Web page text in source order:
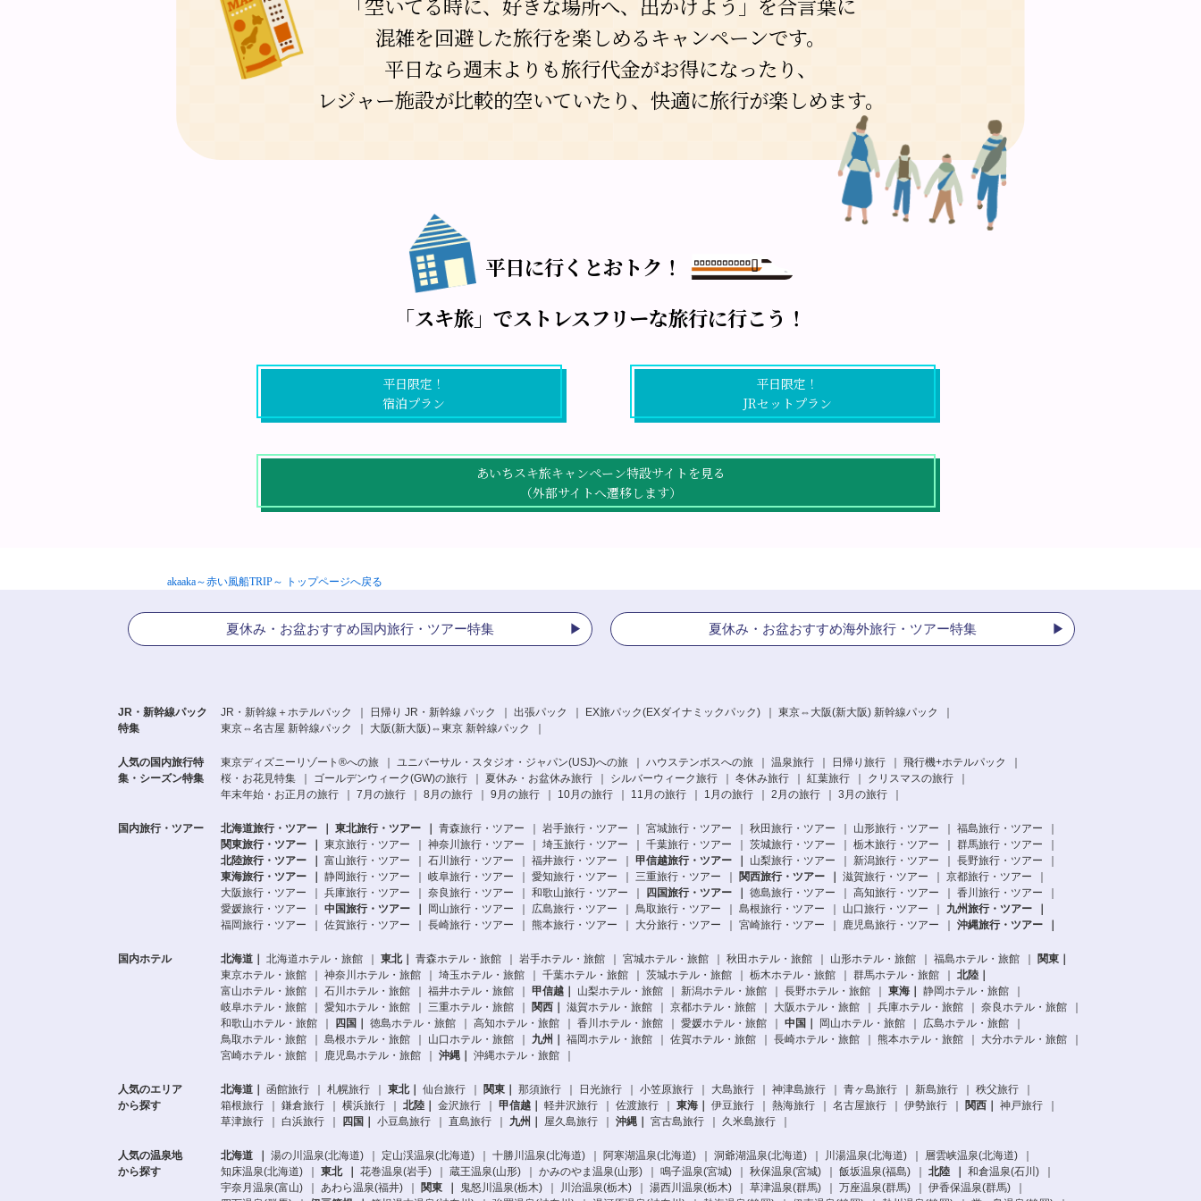
混雑を回避した旅行を楽しめるキャンペーンです。
平日なら週末よりも旅行代金がお得になったり、
レジャー施設が比較的空いていたり、 快適に旅行が楽しめます。
平日に行くとおトク！
「スキ旅」でストレスフリーな旅行に行こう！
平日限定！
宿泊プラン
平日限定！
JRセットプラン
あいちスキ旅キャンペーン特設サイトを見る
（外部サイトへ遷移します）
akaaka～赤い風船TRIP～ トップページへ戻る
夏休み・お盆おすすめ国内旅行・ツアー特集 夏休み・お盆おすすめ海外旅行・ツアー特集
JR・新幹線パック
特集
JR・新幹線＋ホテルパック 日帰り JR・新幹線 パック 出張パック EX旅パック(EXダイナミックパック)
東京⇔大阪(新大阪) 新幹線パック
東京⇔名古屋 新幹線パック
大阪(新大阪)⇔東京 新幹線パック
人気の国内旅行特
集・シーズン特集
東京ディズニーリゾート®への旅 ユニバーサル・スタジオ・ジャパン(USJ)への旅 ハウステンボスへの旅 温泉旅行 日帰り旅行
飛行機+ホテルパック
桜・お花見特集
ゴールデンウィーク(GW)の旅行 夏休み・お盆休み旅行 シルバーウィーク旅行 冬休み旅行 紅葉旅行
クリスマスの旅行
年末年始・お正月の旅行
7月の旅行 8月の旅行 9月の旅行 10月の旅行 11月の旅行 1月の旅行 2月の旅行 3月の旅行
国内旅行・ツアー 北海道旅行・ツアー 東北旅行・ツアー 青森旅行・ツアー 岩手旅行・ツアー 宮城旅行・ツアー 秋田旅行・ツアー 山形旅行・ツアー
福島旅行・ツアー
関東旅行・ツアー
東京旅行・ツアー 神奈川旅行・ツアー 埼玉旅行・ツアー 千葉旅行・ツアー 茨城旅行・ツアー 栃木旅行・ツアー
群馬旅行・ツアー
北陸旅行・ツアー
富山旅行・ツアー 石川旅行・ツアー 福井旅行・ツアー 甲信越旅行・ツアー 山梨旅行・ツアー 新潟旅行・ツアー
長野旅行・ツアー
東海旅行・ツアー
静岡旅行・ツアー 岐阜旅行・ツアー 愛知旅行・ツアー 三重旅行・ツアー 関西旅行・ツアー 滋賀旅行・ツアー
京都旅行・ツアー
大阪旅行・ツアー
兵庫旅行・ツアー 奈良旅行・ツアー 和歌山旅行・ツアー 四国旅行・ツアー 徳島旅行・ツアー 高知旅行・ツアー
香川旅行・ツアー
愛媛旅行・ツアー
中国旅行・ツアー 岡山旅行・ツアー 広島旅行・ツアー 鳥取旅行・ツアー 島根旅行・ツアー 山口旅行・ツアー
九州旅行・ツアー
福岡旅行・ツアー
佐賀旅行・ツアー 長崎旅行・ツアー 熊本旅行・ツアー 大分旅行・ツアー 宮崎旅行・ツアー 鹿児島旅行・ツアー 沖縄旅行・ツアー
国内ホテル 北海道 北海道ホテル・旅館 東北 青森ホテル・旅館 岩手ホテル・旅館 宮城ホテル・旅館 秋田ホテル・旅館 山形ホテル・旅館 福島ホテル・旅館
関東
東京ホテル・旅館
神奈川ホテル・旅館 埼玉ホテル・旅館 千葉ホテル・旅館 茨城ホテル・旅館 栃木ホテル・旅館 群馬ホテル・旅館
北陸
富山ホテル・旅館
石川ホテル・旅館 福井ホテル・旅館 甲信越 山梨ホテル・旅館 新潟ホテル・旅館 長野ホテル・旅館 東海
静岡ホテル・旅館
岐阜ホテル・旅館
愛知ホテル・旅館 三重ホテル・旅館 関西 滋賀ホテル・旅館 京都ホテル・旅館 大阪ホテル・旅館 兵庫ホテル・旅館
奈良ホテル・旅館
和歌山ホテル・旅館
四国 徳島ホテル・旅館 高知ホテル・旅館 香川ホテル・旅館 愛媛ホテル・旅館 中国 岡山ホテル・旅館
広島ホテル・旅館
鳥取ホテル・旅館
島根ホテル・旅館 山口ホテル・旅館 九州 福岡ホテル・旅館 佐賀ホテル・旅館 長崎ホテル・旅館 熊本ホテル・旅館
大分ホテル・旅館
宮崎ホテル・旅館
鹿児島ホテル・旅館 沖縄 沖縄ホテル・旅館
人気のエリア
から探す
北海道 函館旅行 札幌旅行 東北 仙台旅行 関東 那須旅行 日光旅行 小笠原旅行 大島旅行 神津島旅行 青ヶ島旅行 新島旅行
秩父旅行
箱根旅行
鎌倉旅行 横浜旅行 北陸 金沢旅行 甲信越 軽井沢旅行 佐渡旅行 東海 伊豆旅行 熱海旅行 名古屋旅行 伊勢旅行 関西
神戸旅行
草津旅行
白浜旅行 四国 小豆島旅行 直島旅行 九州 屋久島旅行 沖縄 宮古島旅行 久米島旅行
人気の温泉地
から探す
北海道 湯の川温泉(北海道) 定山渓温泉(北海道) 十勝川温泉(北海道) 阿寒湖温泉(北海道) 洞爺湖温泉(北海道) 川湯温泉(北海道)
層雲峡温泉(北海道)
知床温泉(北海道)
東北 花巻温泉(岩手) 蔵王温泉(山形) かみのやま温泉(山形) 鳴子温泉(宮城) 秋保温泉(宮城) 飯坂温泉(福島) 北陸
和倉温泉(石川)
宇奈月温泉(富山)
あわら温泉(福井) 関東 鬼怒川温泉(栃木) 川治温泉(栃木) 湯西川温泉(栃木) 草津温泉(群馬) 万座温泉(群馬)
伊香保温泉(群馬)